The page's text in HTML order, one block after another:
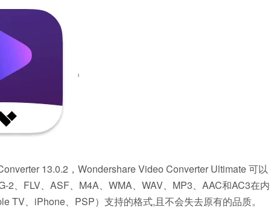
13.0.2，Wondershare Video Converter Ultimate 可以
、FLV、ASF、M4A、WMA、WAV、MP3、AAC和AC3在内
TV、iPhone、PSP）支持的格式,且不会失去原有的品质。